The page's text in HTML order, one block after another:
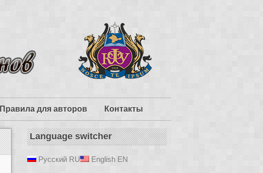
Правила для авторов Контакты
Language switcher
Русский RU English EN